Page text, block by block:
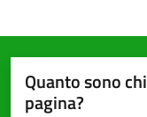
Quanto sono
pagina?